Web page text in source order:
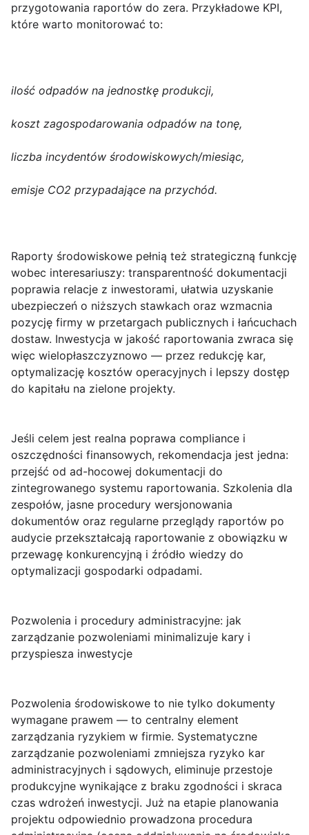
przygotowania raportów do zera. Przykładowe KPI,
które warto monitorować to:
ilość odpadów na jednostkę produkcji,
koszt zagospodarowania odpadów na tonę,
liczba incydentów środowiskowych/miesiąc,
emisje CO2 przypadające na przychód.
Raporty środowiskowe pełnią też strategiczną funkcję
wobec interesariuszy: transparentność dokumentacji
poprawia relacje z inwestorami, ułatwia uzyskanie
ubezpieczeń o niższych stawkach oraz wzmacnia
pozycję firmy w przetargach publicznych i łańcuchach
dostaw. Inwestycja w jakość raportowania zwraca się
więc wielopłaszczyznowo — przez redukcję kar,
optymalizację kosztów operacyjnych i lepszy dostęp
do kapitału na zielone projekty.
Jeśli celem jest realna poprawa compliance i
oszczędności finansowych, rekomendacja jest jedna:
przejść od ad-hocowej dokumentacji do
zintegrowanego systemu raportowania. Szkolenia dla
zespołów, jasne procedury wersjonowania
dokumentów oraz regularne przeglądy raportów po
audycie przekształcają raportowanie z obowiązku w
przewagę konkurencyjną i źródło wiedzy do
optymalizacji gospodarki odpadami.
Pozwolenia i procedury administracyjne: jak
zarządzanie pozwoleniami minimalizuje kary i
przyspiesza inwestycje
Pozwolenia środowiskowe to nie tylko dokumenty
wymagane prawem — to centralny element
zarządzania ryzykiem w firmie. Systematyczne
zarządzanie pozwoleniami zmniejsza ryzyko kar
administracyjnych i sądowych, eliminuje przestoje
produkcyjne wynikające z braku zgodności i skraca
czas wdrożeń inwestycji. Już na etapie planowania
projektu odpowiednio prowadzona procedura